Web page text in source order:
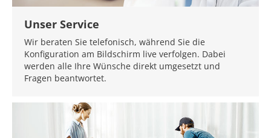
Unser Service
Wir beraten Sie telefonisch, während Sie die
Konfiguration am Bildschirm live verfolgen. Dabei
werden alle Ihre Wünsche direkt umgesetzt und
Fragen beantwortet.